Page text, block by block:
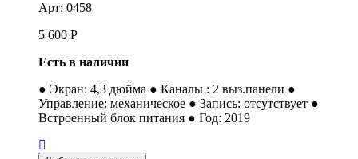
Арт: 0458
5 600 Р
Есть в наличии
● Экран: 4,3 дюйма ● Каналы : 2 выз.панели ●
Управление: механическое ● Запись: отсутствует ●
Встроенный блок питания ● Год: 2019